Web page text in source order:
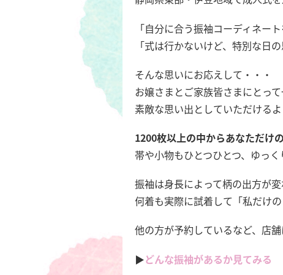
「自分に合う振袖コーディネー
「式は行かないけど、特別な日
そんな思いにお応えして・・・
お嬢さまとご家族皆さまにとって
素敵な思い出としていただける
1200枚以上の中からあなただけ
帯や小物もひとつひとつ、ゆっく
振袖は身長によって柄の出方が
何着も実際に試着して「私だけ
他の方が予約しているなど、店
▶️どんな振袖があるか見てみる